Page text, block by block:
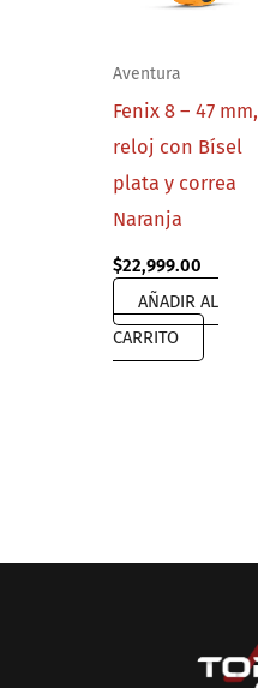
Aventura
Fenix 8 – 47 mm,
reloj con Bísel
plata y correa
Naranja
$22,999.00
AÑADIR AL
CARRITO